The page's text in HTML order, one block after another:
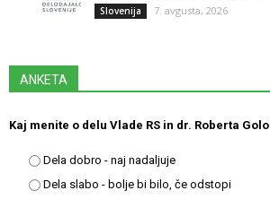
Slovenija 7. avgusta, 2026
ANKETA
Kaj menite o delu Vlade RS in dr. Roberta
Dela dobro - naj nadaljuje
Dela slabo - bolje bi bilo, če odstopi